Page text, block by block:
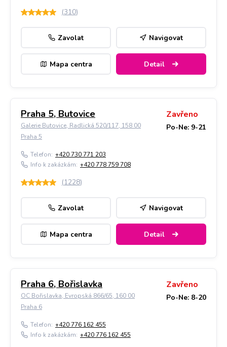
(310)
Zavolat Navigovat
Mapa centra Detail
Praha 5, Butovice
Galerie Butovice, Radlická 520/117, 158 00
Praha 5
Zavřeno
Po-Ne: 9-21
Telefon: +420 730 771 203
Info k zakázkám: +420 778 759 708
(1228)
Zavolat Navigovat
Mapa centra Detail
Praha 6, Bořislavka
OC Bořislavka, Evropská 866/65, 160 00
Praha 6
Zavřeno
Po-Ne: 8-20
Telefon: +420 776 162 455
Info k zakázkám: +420 776 162 455